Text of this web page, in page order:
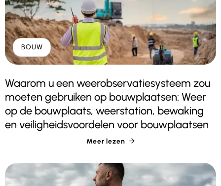
BOUW
Waarom u een weerobservatiesysteem zou
moeten gebruiken op bouwplaatsen: Weer
op de bouwplaats, weerstation, bewaking
en veiligheidsvoordelen voor bouwplaatsen
Meer lezen 